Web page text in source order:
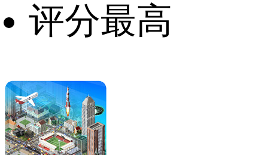
评分最高